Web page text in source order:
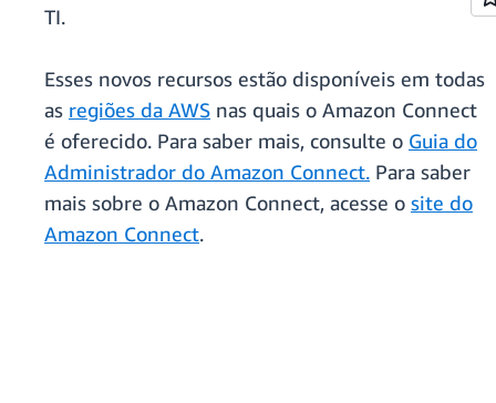
TI.
Esses novos recursos estão disponíveis em todas
as regiões da AWS nas quais o Amazon Connect
é oferecido. Para saber mais, consulte o Guia do
Administrador do Amazon Connect. Para saber
mais sobre o Amazon Connect, acesse o site do
Amazon Connect.